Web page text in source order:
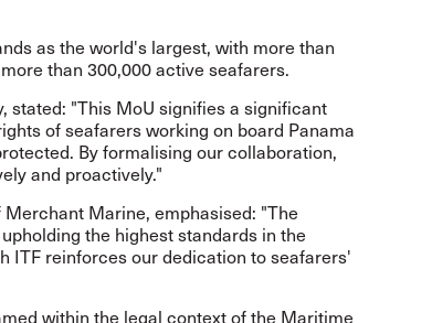
as the world's largest, with more than
than 300,000 active seafarers.
stated: "This MoU signifies a significant
of seafarers working on board Panama
By formalising our collaboration,
and proactively."
Marine, emphasised: "The
the highest standards in the
ITF reinforces our dedication to seafarers'
within the legal context of the Maritime